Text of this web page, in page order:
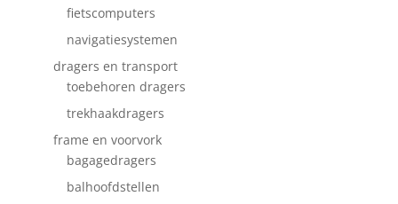
fietscomputers
navigatiesystemen
dragers en transport
toebehoren dragers
trekhaakdragers
frame en voorvork
bagagedragers
balhoofdstellen